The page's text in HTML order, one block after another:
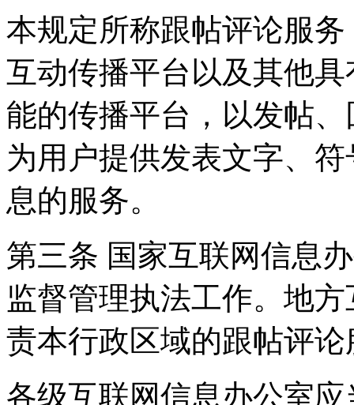
本规定所称跟帖评论服
互动传播平台以及其他
能的传播平台，以发帖
为用户提供发表文字、
息的服务。
第三条 国家互联网信息
监督管理执法工作。地
责本行政区域的跟帖评
各级互联网信息办公室